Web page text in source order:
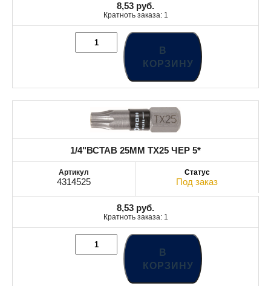
8,53 руб.
Кратноть заказа: 1
В
КОРЗИНУ
1/4"ВСТАВ 25MM TX25 ЧЕР 5*
4314525 Под заказ
8,53 руб.
Кратноть заказа: 1
В
КОРЗИНУ